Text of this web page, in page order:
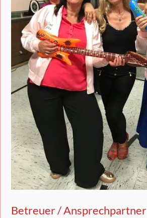
Betreuer / Ansprechpartner